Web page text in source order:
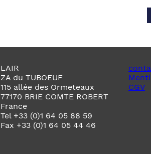
LAIR
ZA du TUBOEUF
115 allée des Ormeteaux
77170 BRIE COMTE ROBERT
France
Tel +33 (0)1 64 05 88 59
Fax +33 (0)1 64 05 44 46
CGV